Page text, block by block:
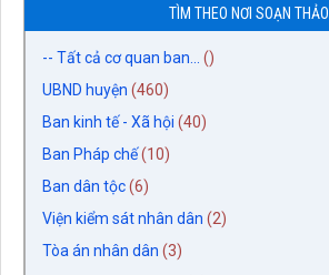
TÌM THEO NƠI SOẠN THẢO
-- Tất cả cơ quan ban...
()
UBND huyện (460)
Ban kinh tế - Xã hội (40)
Ban Pháp chế(10)
Ban dân tộc(6)
Viện kiểm sát nhân dân (2)
Tòa án nhân dân (3)